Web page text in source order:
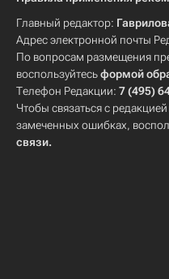
Главный редактор:
Адрес электронной почты
По вопросам размещения
воспользуйтесьформой
Телефон Редакции: 7 (495)
Чтобы связаться с
замеченных ошибках,
связи.